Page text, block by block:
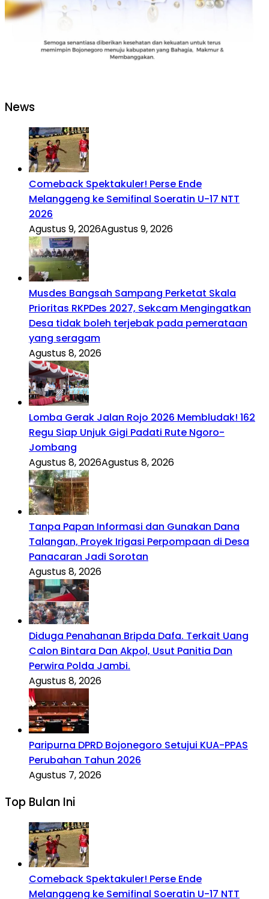
News
Comeback Spektakuler! Perse Ende
Melanggeng ke Semifinal Soeratin U-17 NTT
2026
Agustus 9, 2026Agustus 9, 2026
Musdes Bangsah Sampang Perketat Skala
Prioritas RKPDes 2027, Sekcam Mengingatkan
Desa tidak boleh terjebak pada pemerataan
yang seragam
Agustus 8, 2026
Lomba Gerak Jalan Rojo 2026 Membludak! 162
Regu Siap Unjuk Gigi Padati Rute Ngoro-
Jombang
Agustus 8, 2026Agustus 8, 2026
Tanpa Papan Informasi dan Gunakan Dana
Talangan, Proyek Irigasi Perpompaan di Desa
Panacaran Jadi Sorotan
Agustus 8, 2026
Diduga Penahanan Bripda Dafa. Terkait Uang
Calon Bintara Dan Akpol, Usut Panitia Dan
Perwira Polda Jambi.
Agustus 8, 2026
Paripurna DPRD Bojonegoro Setujui KUA-PPAS
Perubahan Tahun 2026
Agustus 7, 2026
Top Bulan Ini
Comeback Spektakuler! Perse Ende
Melanggeng ke Semifinal Soeratin U-17 NTT